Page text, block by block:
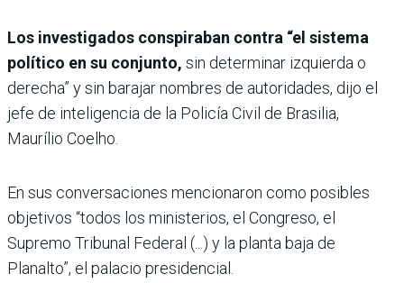
Los investigados conspiraban contra “el sistema
político en su conjunto, sin determinar izquierda o
derecha” y sin barajar nombres de autoridades, dijo el
jefe de inteligencia de la Policía Civil de Brasilia,
Maurílio Coelho.
En sus conversaciones mencionaron como posibles
objetivos “todos los ministerios, el Congreso, el
Supremo Tribunal Federal (...) y la planta baja de
Planalto”, el palacio presidencial.